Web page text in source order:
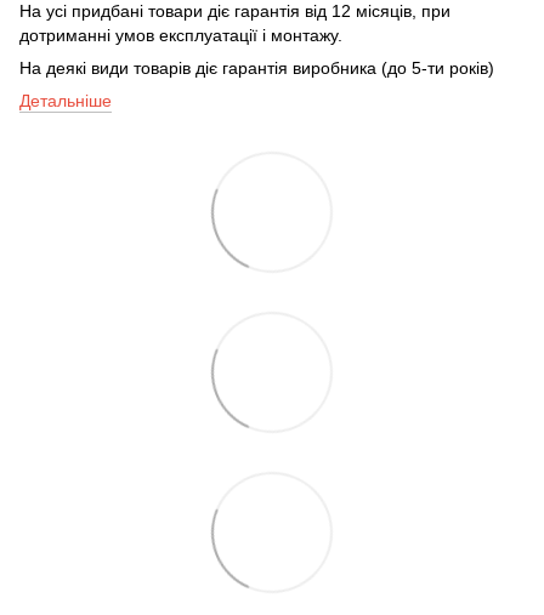
На усі придбані товари діє гарантія від 12 місяців, при
дотриманні умов експлуатації і монтажу.
На деякі види товарів діє гарантія виробника (до 5-ти років)
Детальніше